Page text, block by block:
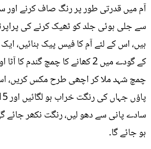
آم میں قدرتی طور پر رنگ صاف کرنے
سے جلی ہوئی جلد کو ٹھیک کرنے کی
ہیں، اس کے لئے آم کا فیس پیک بنائیں،
کے گودے میں 2 کھانے کا چمچ گندم
چمچ شہد ملا کر اچھی طرح مکس کریں،
سادے پانی سے دھو لیں، رنگت نکھر
ہو جائے گا۔